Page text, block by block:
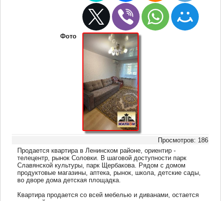
Фото
Просмотров: 186
Продается квартира в Ленинском районе, ориентир -
телецентр, рынок Соловки. В шаговой доступности парк
Славянской культуры, парк Щербакова. Рядом с домом
продуктовые магазины, аптека, рынок, школа, детские сады,
во дворе дома детская площадка.
Квартира продается со всей мебелью и диванами, остается